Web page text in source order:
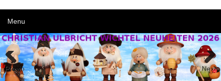
Menu
Previous Next